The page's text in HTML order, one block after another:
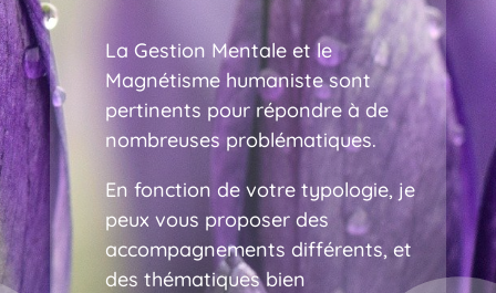
La Gestion Mentale et le
Magnétisme humaniste sont
pertinents pour répondre à de
nombreuses problématiques.
En fonction de votre typologie, je
peux vous proposer des
accompagnements différents, et
des thématiques bien